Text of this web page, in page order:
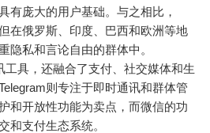
有庞大的用户基础。与之相比，
在俄罗斯、印度、巴西和欧洲等地
隐私和言论自由的群体中。
工具，还融合了支付、社交媒体和生
则专注于即时通讯和群体管
和开放性功能为卖点，而微信的功
和支付生态系统。